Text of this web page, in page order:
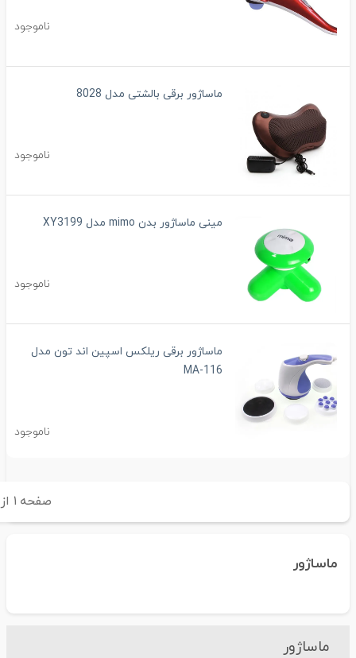
ناموجود
ماساژور برقی بالشتی مدل 8028
ناموجود
مینی ماساژور بدن mimo مدل XY3199
ناموجود
ماساژور برقی ریلکس اسپین اند تون مدل
MA-116
ناموجود
صفحه ۱ از ۱
ماساژور
ماساژور